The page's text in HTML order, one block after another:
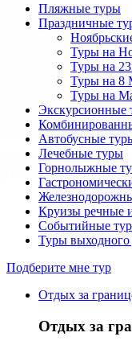
Пляжные туры
Праздничные
Туры на
Туры на 23
Туры на 8
Туры на
Экскурсионные
Автобусные
Лечебные туры
Горнолыжные
Круизы речные
Событийные
Туры выходного
Подберите мне тур
Отдых за
Отдых за